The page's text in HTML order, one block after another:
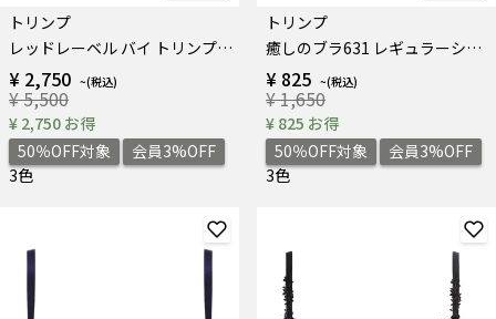
トリンプ
レッドレーベル バイ トリンプ0121 ブラジャー
¥ 2,750
¥ 5,500
¥ 2,750 お得
50％OFF対象
会員3%OFF
3色
トリンプ
癒しのブラ631 レギュラーショーツ
¥ 825
¥ 1,650
¥ 825 お得
50％OFF対象
会員3%OFF
3色